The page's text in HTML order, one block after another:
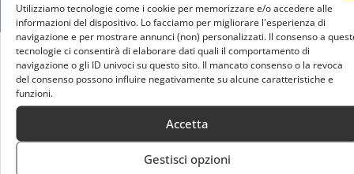
Utilizziamo tecnologie come i cookie per memorizzare e/o accedere alle
informazioni del dispositivo. Lo facciamo per migliorare l'esperienza di
navigazione e per mostrare annunci (non) personalizzati. Il consenso a
tecnologie ci consentirà di elaborare dati quali il comportamento di
navigazione o gli ID univoci su questo sito. Il mancato consenso o la revoca
del consenso possono influire negativamente su alcune caratteristiche e
funzioni.
Accetta
Gestisci opzioni
Home
Inter e WTW siglano una partnership strategica nel
brokeraggio assicurativo